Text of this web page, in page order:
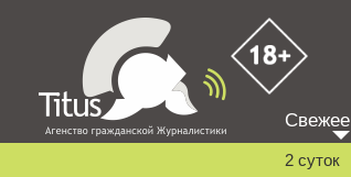
Свежее
2 суток